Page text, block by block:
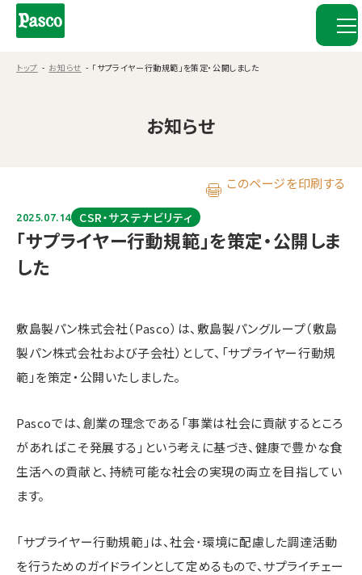
トップ お知らせ 「サプライヤー行動規範」を策定・公開しました
お知らせ
「サプライヤー行動規範」を策定・公開しま
した
2025.07.14 CSR・サステナビリティ
このページを印刷する
敷島製パン株式会社（Pasco）は、敷島製パングループ（敷島
製パン株式会社および子会社）として、「サプライヤー行動規
範」を策定・公開いたしました。
Pascoでは、創業の理念である「事業は社会に貢献するところ
があればこそ発展する」という考えに基づき、健康で豊かな食
生活への貢献と、持続可能な社会の実現の両立を目指してい
ます。
「サプライヤー行動規範」は、社会･環境に配慮した調達活動
を行うためのガイドラインとして定めるもので、サプライチェー